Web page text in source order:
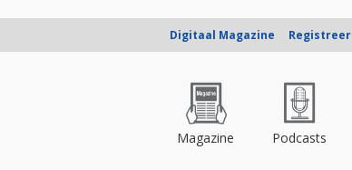
Digitaal Magazine Registreer
Magazine Podcasts